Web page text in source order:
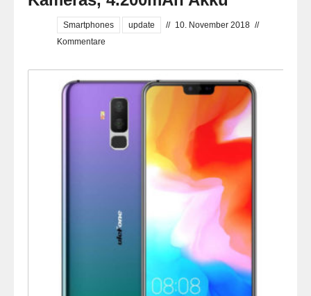
Smartphones update // 10. November 2018 //
Kommentare